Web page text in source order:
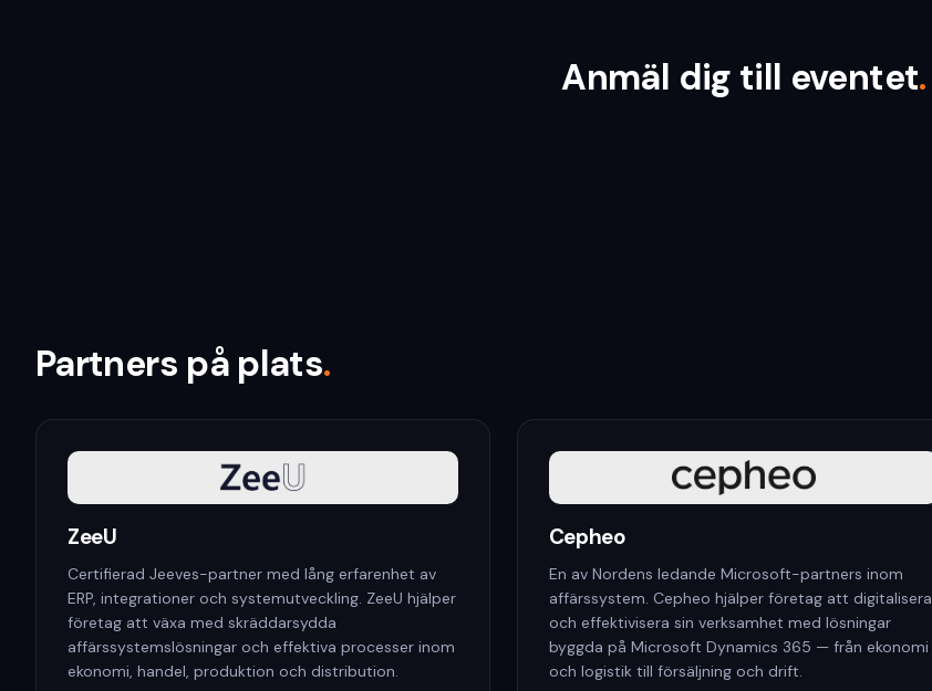
Anmäl dig till eventet.
Partners på plats.
ZeeU
Certifierad Jeeves-partner med lång erfarenhet av
ERP, integrationer och systemutveckling. ZeeU hjälper
företag att växa med skräddarsydda
affärssystemslösningar och effektiva processer inom
ekonomi, handel, produktion och distribution.
Cepheo
En av Nordens ledande Microsoft-partners inom
affärssystem. Cepheo hjälper företag att digitalisera
och effektivisera sin verksamhet med lösningar
byggda på Microsoft Dynamics 365 — från ekonomi
och logistik till försäljning och drift.